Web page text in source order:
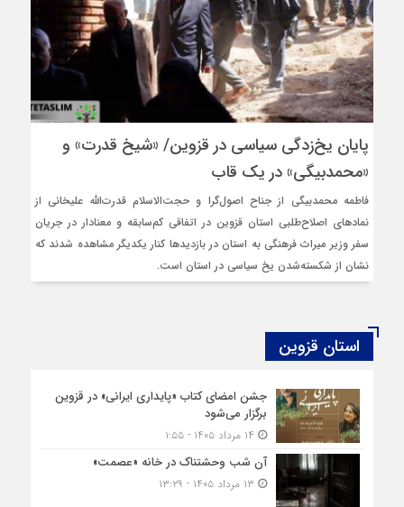
پایان یخ‌زدگی سیاسی در قزوین/ «شیخ قدرت» و
«محمدبیگی» در یک قاب
فاطمه محمدبیگی از جناح اصول‌گرا و حجت‌الاسلام قدرت‌الله علیخانی از
نمادهای اصلاح‌طلبی استان قزوین در اتفاقی کم‌سابقه و معنادار در جریان
سفر وزیر میراث فرهنگی به استان در بازدیدها کنار یکدیگر مشاهده شدند که
نشان از شکسته‌شدن یخ سیاسی در استان است.
استان قزوین
جشن امضای کتاب «پایداری ایرانی» در قزوین
برگزار می‌شود
آن شب وحشتناک در خانه «عصمت»